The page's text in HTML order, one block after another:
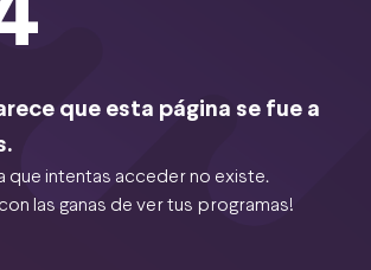
que esta página se fue a
que intentas acceder no existe.
las ganas de ver tus programas!